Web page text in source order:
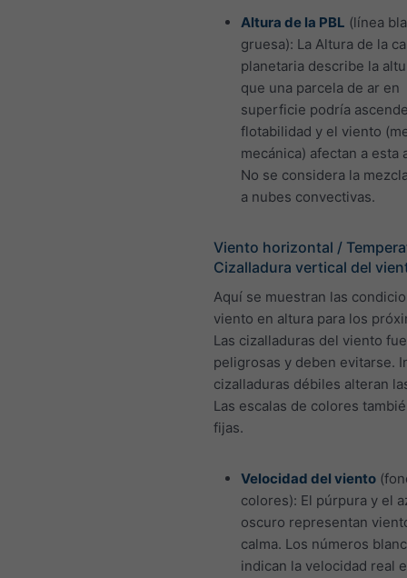
Altura de la PBL (línea
gruesa): La Altura de la
planetaria describe la
que una parcela de ar en
superficie podría
flotabilidad y el viento
mecánica) afectan a esta
No se considera la
a nubes convectivas.
Viento horizontal /
Cizalladura vertical del
Aquí se muestran las
viento en altura para los
Las cizalladuras del viento
peligrosas y deben evitarse.
cizalladuras débiles alteran
Las escalas de colores
fijas.
Velocidad del viento
colores): El púrpura y el
oscuro representan
calma. Los números
indican la velocidad real